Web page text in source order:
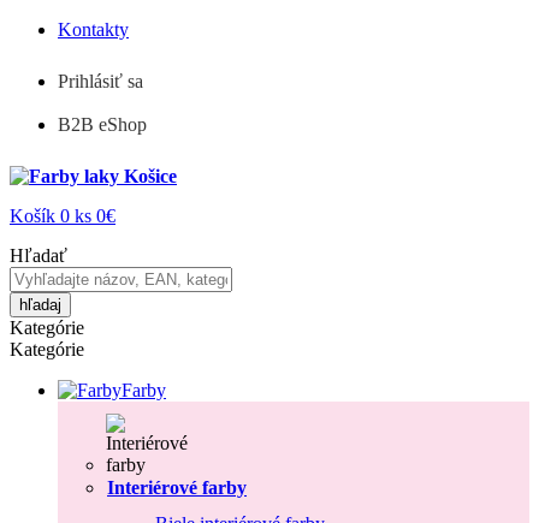
Kontakty
Prihlásiť sa
B2B eShop
Košík 0 ks 0€
Hľadať
hľadaj
Kategórie
Kategórie
Farby
Interiérové farby